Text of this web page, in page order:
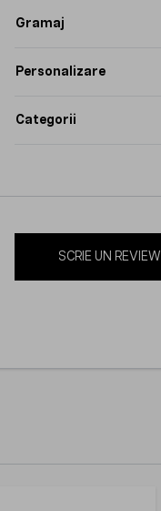
Gramaj
Personalizare
Categorii
SCRIE UN REVIEW